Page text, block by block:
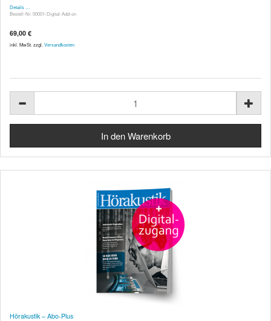
Details …
Bestell-Nr. 00001-Digital-Add-on
69,00 €
inkl. MwSt. zzgl. Versandkosten
Hörakustik – Abo-Plus